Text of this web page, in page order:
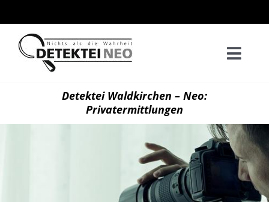
Inhalt
springen
Detektei Waldkirchen – Neo:
Privatermittlungen